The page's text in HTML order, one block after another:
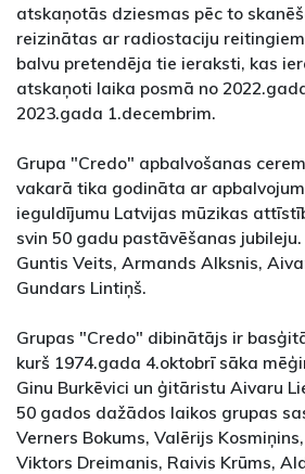
atskaņotās dziesmas pēc to
reizinātas ar radiostaciju
balvu pretendēja tie ieraksti, kas
atskaņoti laika posmā no
2023.gada 1.decembrim.
Grupa "Credo" apbalvošanas
vakarā tika godināta ar
ieguldījumu Latvijas mūzikas
svin 50 gadu pastāvēšanas
Guntis Veits, Armands Alksnis,
Gundars Lintiņš.
Grupas "Credo" dibinātājs ir
kurš 1974.gada 4.oktobrī sāka
Ginu Burkēvici un ģitāristu Aivaru
50 gados dažādos laikos grupas
Verners Bokums, Valērijs
Viktors Dreimanis, Raivis Krūms,